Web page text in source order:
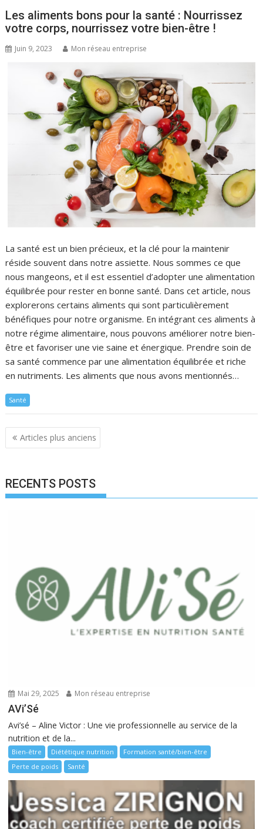
Les aliments bons pour la santé : Nourrissez
votre corps, nourrissez votre bien-être !
Juin 9, 2023 Mon réseau entreprise
La santé est un bien précieux, et la clé pour la maintenir
réside souvent dans notre assiette. Nous sommes ce que
nous mangeons, et il est essentiel d’adopter une alimentation
équilibrée pour rester en bonne santé. Dans cet article, nous
explorerons certains aliments qui sont particulièrement
bénéfiques pour notre organisme. En intégrant ces aliments à
notre régime alimentaire, nous pouvons améliorer notre bien-
être et favoriser une vie saine et énergique. Prendre soin de
sa santé commence par une alimentation équilibrée et riche
en nutriments. Les aliments que nous avons mentionnés…
Santé
Navigation
des
Articles plus anciens
RECENTS POSTS
Mai 29, 2025 Mon réseau entreprise
AVi’Sé
Avi’sé – Aline Victor : Une vie professionnelle au service de la
nutrition et de la...
Bien-être Diététique nutrition
Formation santé/bien-être
Perte de poids
Santé